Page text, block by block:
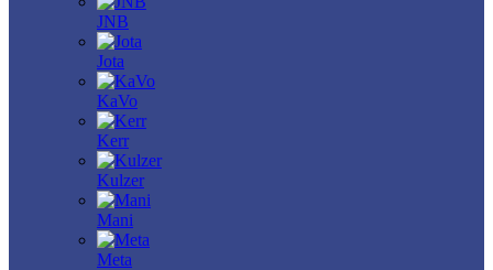
JNB
Jota
KaVo
Kerr
Kulzer
Mani
Meta